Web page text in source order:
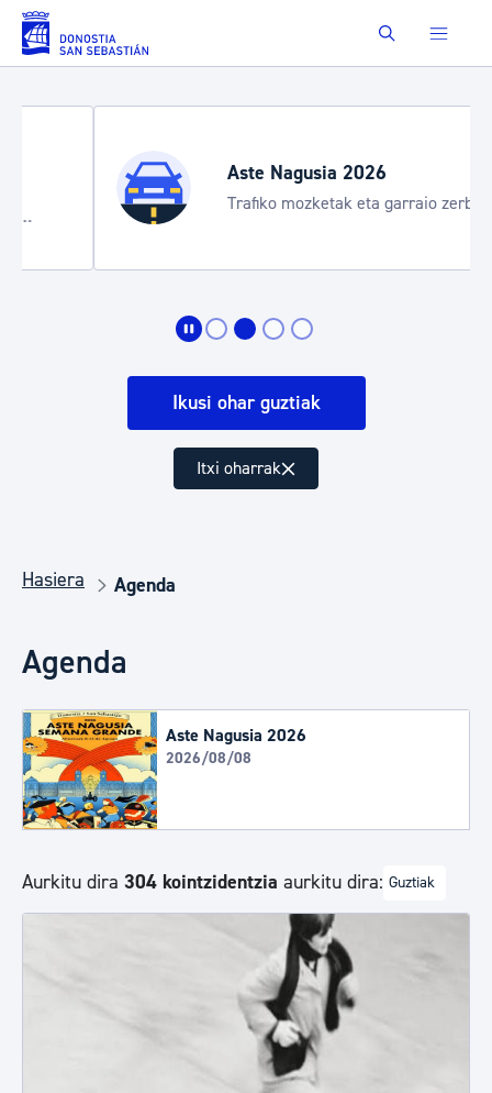
Eduki nagusira joan Buscar
Aste Nagusia 2026
Trafiko mozketak eta garraio zerbitzu
bereziak
Ikusi ohar guztiak
Itxi oharrak
Hasiera Agenda
Agenda
Aste Nagusia 2026
2026/08/08
Aurkitu dira 304 kointzidentzia aurkitu dira: Guztiak